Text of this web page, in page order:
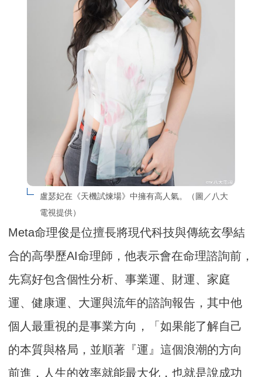
盧瑟妃在《天機試煉場》中擁有高人氣。（圖／八大
電視提供）
Meta命理俊是位擅長將現代科技與傳統玄學結
合的高學歷AI命理師，他表示會在命理諮詢前，
先寫好包含個性分析、事業運、財運、家庭
運、健康運、大運與流年的諮詢報告，其中他
個人最重視的是事業方向，「如果能了解自己
的本質與格局，並順著『運』這個浪潮的方向
前進，人生的效率就能最大化，也就是說成功